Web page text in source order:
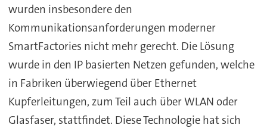
wurden insbesondere den
Kommunikationsanforderungen moderner
SmartFactories nicht mehr gerecht. Die Lösung
wurde in den IP basierten Netzen gefunden, welche
in Fabriken überwiegend über Ethernet
Kupferleitungen, zum Teil auch über WLAN oder
Glasfaser, stattfindet. Diese Technologie hat sich